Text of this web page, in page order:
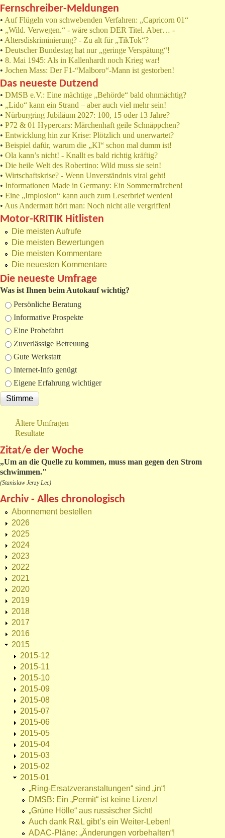
Fernschreiber-Meldungen
• Auf Flügeln von schwebenden Verfahren: „Capricorn 01“
• „Wild. Verwegen.“ - wäre schon DER Titel. Aber… -
• Altersdiskriminierung? - Zu alt für „TikTok“?
• Deutscher Bundestag hat nur „geringe Verspätung“!
• 8. Mai 1945: Als in Kallenhardt noch Krieg war!
• Jochen Mass: Der F1-“Malboro“-Mann ist gestorben!
Das neueste Dutzend
• DMSB e.V.: Eine mächtige „Behörde“ bald ohnmächtig?
• „Lido“ kann ein Strand – aber auch viel mehr sein!
• Nürburgring Jubiläum 2027: 100, 15 oder 13 Jahre?
• P72 & 01 Hypercars: Märchenhaft geile Schnäppchen?
• Entwicklung hin zur Krise: Plötzlich und unerwartet?
• Beispiel dafür, warum die „KI“ schon mal dumm ist!
• Ola kann’s nicht! - Knallt es bald richtig kräftig?
• Die heile Welt des Robertino: Wild muss sie sein!
• Wirtschaftskrise? - Wenn Unverständnis viral geht!
• Informationen Made in Germany: Ein Sommermärchen!
• Eine „Implosion“ kann auch zum Leserbrief werden!
• Aus Andermatt hört man: Noch nicht alle vergriffen!
Motor-KRITIK Hitlisten
Die meisten Aufrufe
Die meisten Bewertungen
Die meisten Kommentare
Die neuesten Kommentare
Die neueste Umfrage
Was ist Ihnen beim Autokauf wichtig?
Auswahlmöglichkeiten
Persönliche Beratung
Informative Prospekte
Eine Probefahrt
Zuverlässige Betreuung
Gute Werkstatt
Internet-Info genügt
Eigene Erfahrung wichtiger
Ältere Umfragen
Resultate
Zitat/e der Woche
„Um an die Quelle zu kommen, muss man gegen den Strom
schwimmen."
(Stanislaw Jerzy Lec)
Archiv - Alles chronologisch
Abonnement bestellen
2026
2025
2024
2023
2022
2021
2020
2019
2018
2017
2016
2015
2015-12
2015-11
2015-10
2015-09
2015-08
2015-07
2015-06
2015-05
2015-04
2015-03
2015-02
2015-01
„Ring-Ersatzveranstaltungen“ sind „in“!
DMSB: Ein „Permit“ ist keine Lizenz!
„Grüne Hölle“ aus russischer Sicht!
Auch dank R&L gibt’s ein Weiter-Leben!
ADAC-Pläne: „Änderungen vorbehalten“!